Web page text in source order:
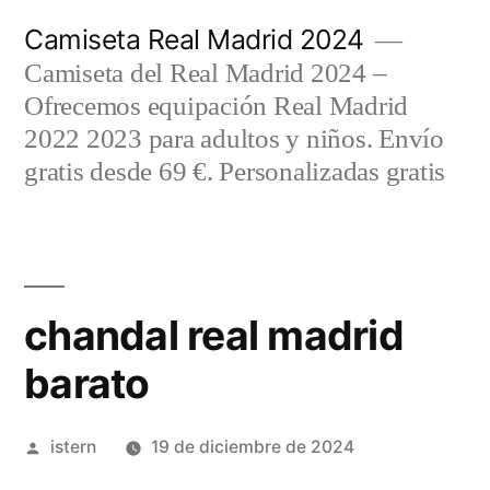
contenido
Camiseta Real Madrid 2024
Camiseta del Real Madrid 2024 –
Ofrecemos equipación Real Madrid
2022 2023 para adultos y niños. Envío
gratis desde 69 €. Personalizadas gratis
chandal real madrid
barato
Publicado
istern 19 de diciembre de 2024